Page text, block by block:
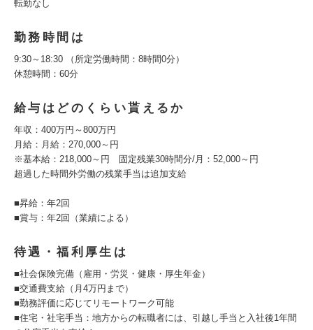
転勤なし
勤務時間は
9:30～18:30 （所定労働時間：8時間0分）
休憩時間：60分
給与はどのくらい貰えるか
年収：400万円～800万円
月給：月給：270,000～円
※基本給：218,000～円 固定残業30時間分/月：52,000～円
超過した時間外労働の残業手当は追加支給
■昇給：年2回
■賞与：年2回（業績による）
待遇・福利厚生は
■社会保険完備（雇用・労災・健康・厚生年金）
■交通費支給（月4万円まで）
■勤務評価に応じてリモートワーク可能
■住宅・社宅手当：地方からの転職者には、引越し手当と入社後1年間